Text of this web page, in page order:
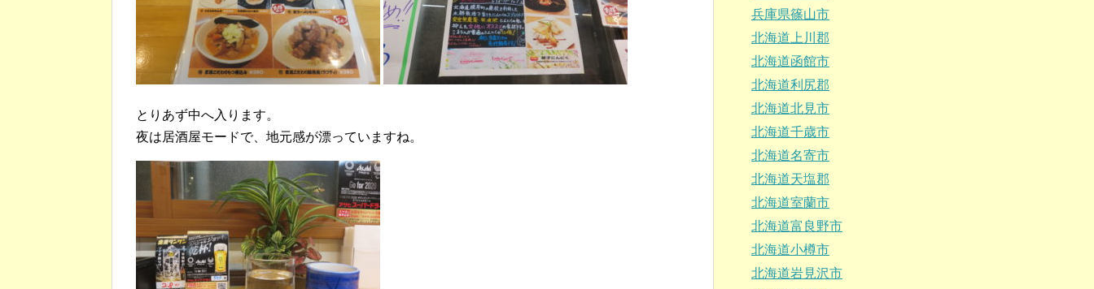
とりあず中へ入ります。
夜は居酒屋モードで、地元感が漂っていますね。
兵庫県篠山市
北海道上川郡
北海道函館市
北海道利尻郡
北海道北見市
北海道千歳市
北海道名寄市
北海道天塩郡
北海道室蘭市
北海道富良野市
北海道小樽市
北海道岩見沢市